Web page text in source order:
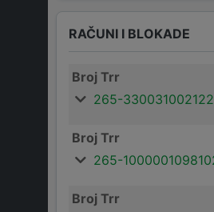
RAČUNI I BLOKADE
Broj Trr
265-
Broj Trr
265-
Broj Trr